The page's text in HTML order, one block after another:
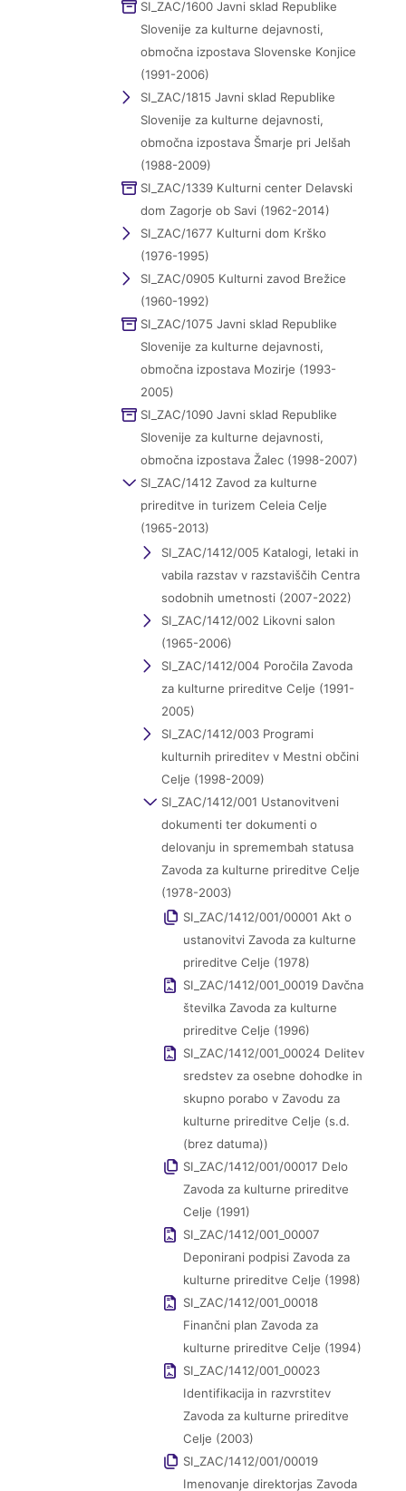
SI_ZAC/1600 Javni sklad Republike
Slovenije za kulturne dejavnosti,
območna izpostava Slovenske Konjice
(1991-2006)
SI_ZAC/1815 Javni sklad Republike
Slovenije za kulturne dejavnosti,
območna izpostava Šmarje pri Jelšah
(1988-2009)
SI_ZAC/1339 Kulturni center Delavski
dom Zagorje ob Savi (1962-2014)
SI_ZAC/1677 Kulturni dom Krško
(1976-1995)
SI_ZAC/0905 Kulturni zavod Brežice
(1960-1992)
SI_ZAC/1075 Javni sklad Republike
Slovenije za kulturne dejavnosti,
območna izpostava Mozirje (1993-
2005)
SI_ZAC/1090 Javni sklad Republike
Slovenije za kulturne dejavnosti,
območna izpostava Žalec (1998-2007)
SI_ZAC/1412 Zavod za kulturne
prireditve in turizem Celeia Celje
(1965-2013)
SI_ZAC/1412/005 Katalogi, letaki in
vabila razstav v razstaviščih Centra
sodobnih umetnosti (2007-2022)
SI_ZAC/1412/002 Likovni salon
(1965-2006)
SI_ZAC/1412/004 Poročila Zavoda
za kulturne prireditve Celje (1991-
2005)
SI_ZAC/1412/003 Programi
kulturnih prireditev v Mestni občini
Celje (1998-2009)
SI_ZAC/1412/001 Ustanovitveni
dokumenti ter dokumenti o
delovanju in spremembah statusa
Zavoda za kulturne prireditve Celje
(1978-2003)
SI_ZAC/1412/001/00001 Akt o
ustanovitvi Zavoda za kulturne
prireditve Celje (1978)
SI_ZAC/1412/001_00019 Davčna
številka Zavoda za kulturne
prireditve Celje (1996)
SI_ZAC/1412/001_00024 Delitev
sredstev za osebne dohodke in
skupno porabo v Zavodu za
kulturne prireditve Celje (s.d.
(brez datuma))
SI_ZAC/1412/001/00017 Delo
Zavoda za kulturne prireditve
Celje (1991)
SI_ZAC/1412/001_00007
Deponirani podpisi Zavoda za
kulturne prireditve Celje (1998)
SI_ZAC/1412/001_00018
Finančni plan Zavoda za
kulturne prireditve Celje (1994)
SI_ZAC/1412/001_00023
Identifikacija in razvrstitev
Zavoda za kulturne prireditve
Celje (2003)
SI_ZAC/1412/001/00019
Imenovanje direktorjas Zavoda